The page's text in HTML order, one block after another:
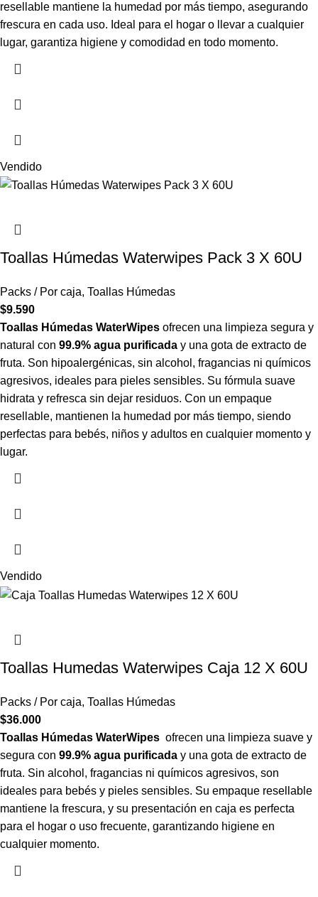
resellable mantiene la humedad por más tiempo, asegurando
frescura en cada uso. Ideal para el hogar o llevar a cualquier
lugar, garantiza higiene y comodidad en todo momento.
Vendido
Toallas Húmedas Waterwipes Pack 3 X 60U
Packs / Por caja, Toallas Húmedas
$9.590
Toallas Húmedas WaterWipes ofrecen una limpieza segura y
natural con 99.9% agua purificada y una gota de extracto de
fruta. Son hipoalergénicas, sin alcohol, fragancias ni químicos
agresivos, ideales para pieles sensibles. Su fórmula suave
hidrata y refresca sin dejar residuos. Con un empaque
resellable, mantienen la humedad por más tiempo, siendo
perfectas para bebés, niños y adultos en cualquier momento y
lugar.
Vendido
Toallas Humedas Waterwipes Caja 12 X 60U
Packs / Por caja, Toallas Húmedas
$36.000
Toallas Húmedas WaterWipes ofrecen una limpieza suave y
segura con 99.9% agua purificada y una gota de extracto de
fruta. Sin alcohol, fragancias ni químicos agresivos, son
ideales para bebés y pieles sensibles. Su empaque resellable
mantiene la frescura, y su presentación en caja es perfecta
para el hogar o uso frecuente, garantizando higiene en
cualquier momento.